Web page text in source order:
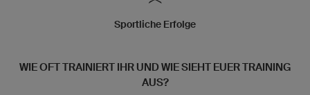
Sportliche Erfolge
WIE OFT TRAINIERT IHR UND WIE SIEHT EUER TRAINING
AUS?